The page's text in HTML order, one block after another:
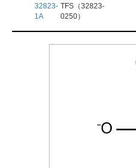
32823-
1A
TFS（32823-
0250）